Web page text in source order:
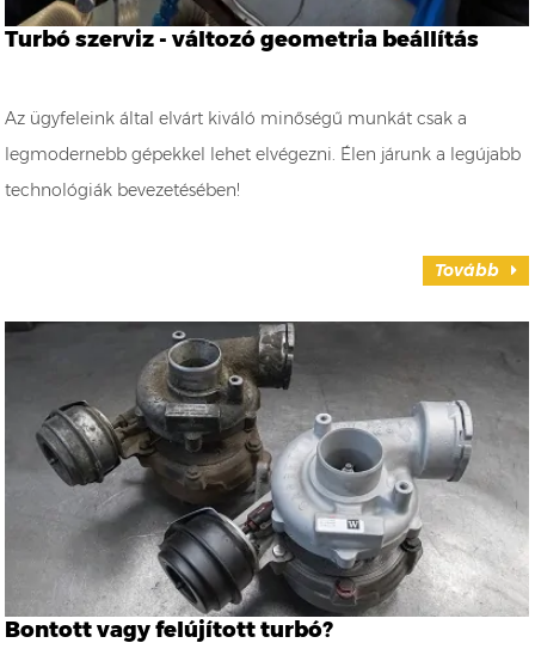
Turbó szerviz - változó geometria beállítás
Az ügyfeleink által elvárt kiváló minőségű munkát csak a
legmodernebb gépekkel lehet elvégezni. Élen járunk a legújabb
technológiák bevezetésében!
Tovább
Bontott vagy felújított turbó?